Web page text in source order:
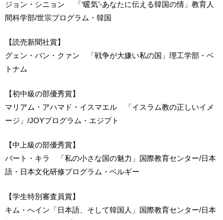
ジョン・シニョン 「‘暖気’‐あなたに伝える韓国の情」教育人
間科学部/世宗プログラム・韓国
【読売新聞社賞】
グェン・バン・クァン 「戦争が大嫌い私の国」理工学部・ベ
トナム
【初中級の部優秀賞】
マリアム・アハマド・イスマエル 「イスラム教の正しいイメ
ージ」/JOYプログラム・エジプト
【中上級の部優秀賞】
バート・キラ 「私の小さな国の魅力」国際教育センター/日本
語・日本文化研修プログラム・ベルギー
【学生特別審査員賞】
キム・へイン「日本語、そして韓国人」国際教育センター/日本